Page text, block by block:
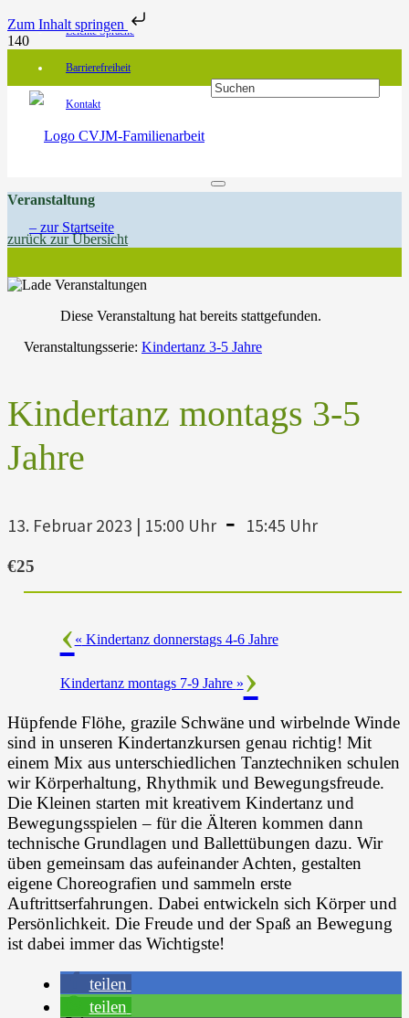
Zum Inhalt springen
Leichte Sprache
Barrierefreiheit
Kontakt
Veranstaltung
zurück zur Übersicht
Diese Veranstaltung hat bereits stattgefunden.
Veranstaltungsserie: Kindertanz 3-5 Jahre
Kindertanz montags 3-5
Jahre
13. Februar 2023 | 15:00 Uhr - 15:45 Uhr
€25
« Kindertanz donnerstags 4-6 Jahre
Kindertanz montags 7-9 Jahre »
Hüpfende Flöhe, grazile Schwäne und wirbelnde Winde
sind in unseren Kindertanzkursen genau richtig! Mit
einem Mix aus unterschiedlichen Tanztechniken schulen
wir Körperhaltung, Rhythmik und Bewegungsfreude.
Die Kleinen starten mit kreativem Kindertanz und
Bewegungsspielen – für die Älteren kommen dann
technische Grundlagen und Ballettübungen dazu. Wir
üben gemeinsam das aufeinander Achten, gestalten
eigene Choreografien und sammeln erste
Auftrittserfahrungen. Dabei entwickeln sich Körper und
Persönlichkeit. Die Freude und der Spaß an Bewegung
ist dabei immer das Wichtigste!
teilen
teilen